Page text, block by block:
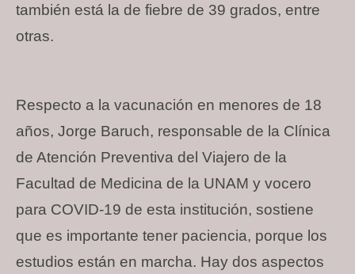
también está la de fiebre de 39 grados, entre
otras.
Respecto a la vacunación en menores de 18
años, Jorge Baruch, responsable de la Clínica
de Atención Preventiva del Viajero de la
Facultad de Medicina de la UNAM y vocero
para COVID-19 de esta institución, sostiene
que es importante tener paciencia, porque los
estudios están en marcha. Hay dos aspectos